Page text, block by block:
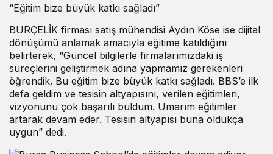
“Eğitim bize büyük katkı sağladı”
BURÇELİK firması satış mühendisi Aydın Köse ise dijital
dönüşümü anlamak amacıyla eğitime katıldığını
belirterek, “Güncel bilgilerle firmalarımızdaki iş
süreçlerini geliştirmek adına yapmamız gerekenleri
öğrendik. Bu eğitim bize büyük katkı sağladı. BBS’e ilk
defa geldim ve tesisin altyapısını, verilen eğitimleri,
vizyonunu çok başarılı buldum. Umarım eğitimler
artarak devam eder. Tesisin altyapısı buna oldukça
uygun” dedi.